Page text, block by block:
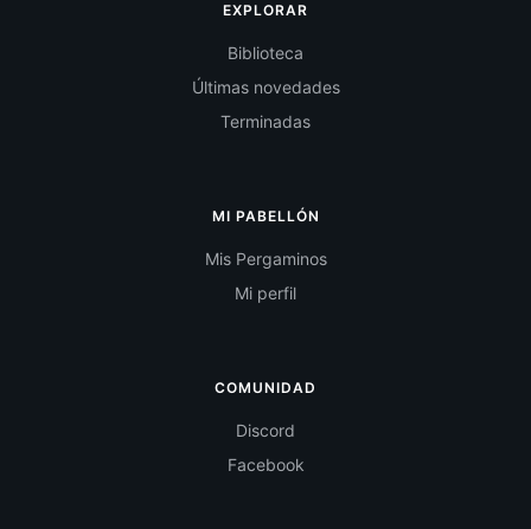
EXPLORAR
Biblioteca
Últimas novedades
Terminadas
MI PABELLÓN
Mis Pergaminos
Mi perfil
COMUNIDAD
Discord
Facebook